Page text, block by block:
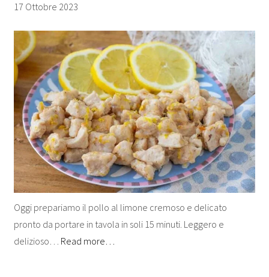
17 Ottobre 2023
Oggi prepariamo il pollo al limone cremoso e delicato
pronto da portare in tavola in soli 15 minuti. Leggero e
delizioso… Read more…